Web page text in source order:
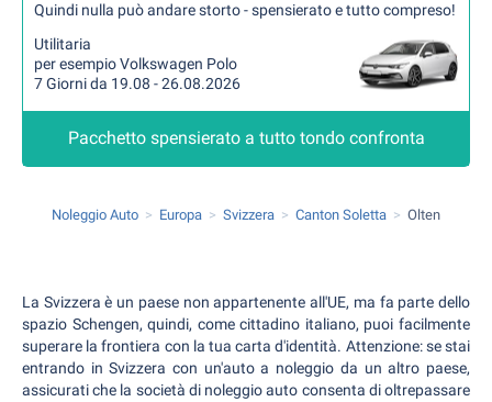
Quindi nulla può andare storto - spensierato e tutto compreso!
Utilitaria
per esempio Volkswagen Polo
7 Giorni da 19.08 - 26.08.2026
Pacchetto spensierato a tutto tondo confronta
Noleggio Auto Europa Svizzera Canton Soletta Olten
La Svizzera è un paese non appartenente all'UE, ma fa parte dello
spazio Schengen, quindi, come cittadino italiano, puoi facilmente
superare la frontiera con la tua carta d'identità. Attenzione: se stai
entrando in Svizzera con un'auto a noleggio da un altro paese,
assicurati che la società di noleggio auto consenta di oltrepassare